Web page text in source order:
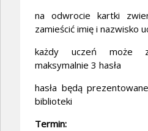
na odwrocie kartki
zamieścić imię i nazwisko
każdy uczeń może
maksymalnie 3 hasła
hasła będą
biblioteki
Termin: